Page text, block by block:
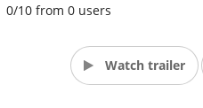
0/10 from 0 users
Watch trailer